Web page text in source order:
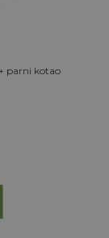
parni kotao